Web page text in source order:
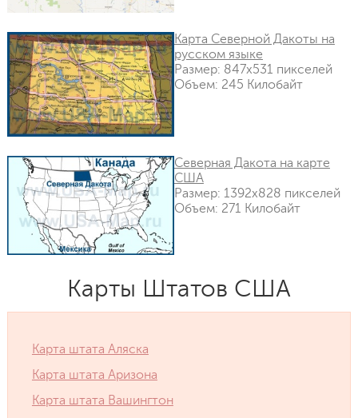
Карта Северной Дакоты на
русском языке
Размер: 847x531 пикселей
Объем: 245 Килобайт
Северная Дакота на карте
США
Размер: 1392x828 пикселей
Объем: 271 Килобайт
Карты Штатов США
Карта штата Аляска
Карта штата Аризона
Карта штата Вашингтон